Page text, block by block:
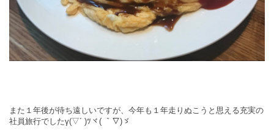
また１年後が待ち遠しいですが、今年も１年走りぬこうと思える充実の
社員旅行でしたγ(▽´ )ﾂヾ( ｀▽)ゞ